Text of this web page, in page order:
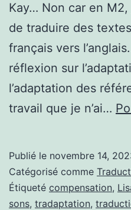
Kay… Non car en
de traduire des
français vers
réflexion sur
l’adaptation des
travail que je n’ai…
Publié le novembre 14,
Catégorisé comme
Étiqueté compensation,
sons, tradaptation,